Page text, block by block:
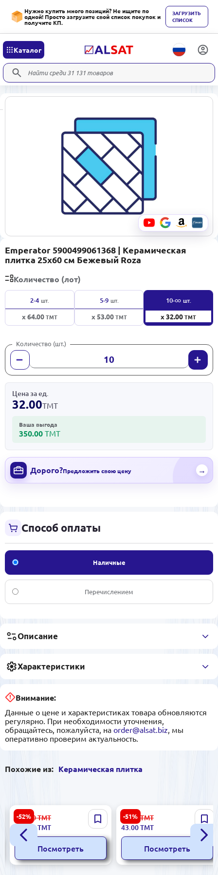
Нужно купить много позиций? Не ищите по
одной! Просто загрузите свой список покупок и
получите КП.
ЗАГРУЗИТЬ
СПИСОК
Каталог
Emperator 5900499061368 | Керамическая
плитка 25x60 см Бежевый Roza
Количество (лот)
2-4 шт.
x 64.00ТМТ
5-9 шт.
x 53.00ТМТ
10-∞ шт.
x 32.00ТМТ
Количество (шт.)
Цена за ед.
32.00ТМТ
Ваша выгода
350.00 ТМТ
Дорого?Предложить свою цену →
Способ оплаты
Наличные
Перечислением
Описание
Характеристики
Внимание:
Данные о цене и характеристиках товара обновляются
регулярно. При необходимости уточнения,
обращайтесь, пожалуйста, на order@alsat.biz , мы
оперативно проверим актуальность.
Похожие из: Керамическая плитка
-52%
Sinfonia 843502000021 |
Керамическая плитка
45x45 см, полированная,
кремовая
334.00ТМТ
158.00ТМТ
Посмотреть
-51%
Dune 186758 |
Керамическая плитка
14x14 см серия Taco
Palatium
89.00 ТМТ
43.00ТМТ
Посмотреть